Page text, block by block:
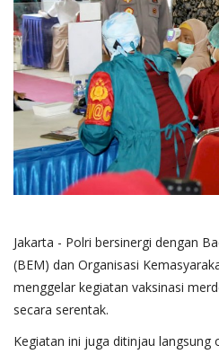
Jakarta - Polri bersinergi dengan
(BEM) dan Organisasi
menggelar kegiatan vaksinasi
secara serentak.
Kegiatan ini juga ditinjau langsung